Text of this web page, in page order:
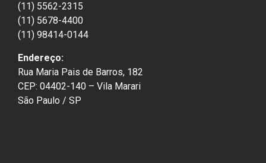
(11) 5562-2315
(11) 5678-4400
(11) 98414-0144
Endereço:
Rua Maria Pais de Barros, 182
CEP: 04402-140 – Vila Marari
São Paulo / SP